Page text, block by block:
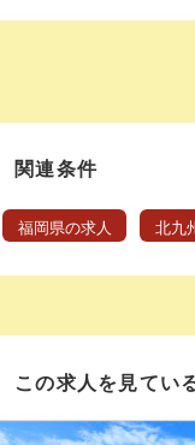
関連条件
福岡県の求人 北九
この求人を見てい